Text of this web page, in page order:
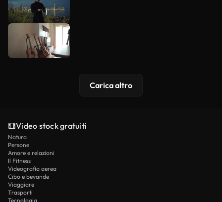
Carica altro
Video stock gratuiti
Natura
Persone
Amore e relazioni
Il Fitness
Videografia aerea
Cibo e bevande
Viaggiare
Trasporti
Tecnologia